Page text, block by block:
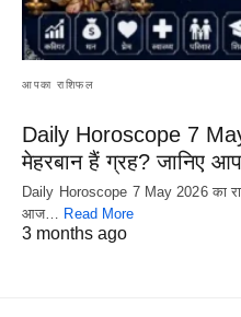
आपका राशिफल
Daily Horoscope 7
मेहरबान हैं ग्रह? जानिए
Daily Horoscope 7 May 2026 का
आज… Read More
3 months ago